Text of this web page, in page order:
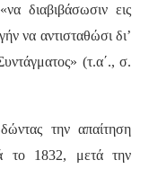
διαβιβάσωσιν εις
να αντισταθώσι δι’
(τ.α΄., σ.
την απαίτηση
το 1832, μετά την